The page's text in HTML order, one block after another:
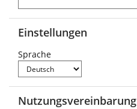
Einstellungen
Sprache
Nutzungsvereinbarung